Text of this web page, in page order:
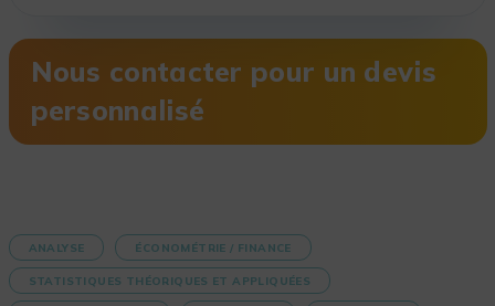
ANALYSE ÉCONOMÉTRIE / FINANCE
STATISTIQUES THÉORIQUES ET APPLIQUÉES
Nous contacter pour un devis
personnalisé